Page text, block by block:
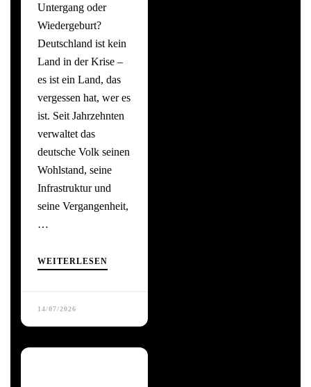
Untergang oder
Wiedergeburt?
Deutschland ist kein
Land in der Krise –
es ist ein Land, das
vergessen hat, wer es
ist. Seit Jahrzehnten
verwaltet das
deutsche Volk seinen
Wohlstand, seine
Infrastruktur und
seine Vergangenheit,
…
WEITERLESEN
14/07/2026